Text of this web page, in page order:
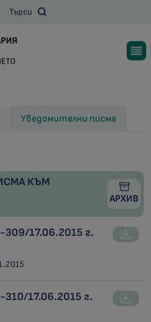
Търси
Уведомителни писма
КЪМ
АРХИВ
17.06.2015 г.
17.06.2015 г.